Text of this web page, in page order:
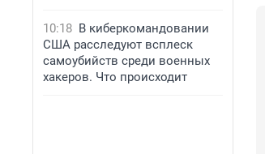
10:18 В киберкомандовании
США расследуют всплеск
самоубийств среди военных
хакеров. Что происходит